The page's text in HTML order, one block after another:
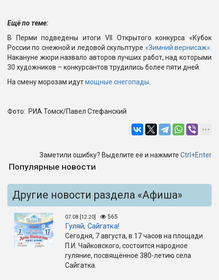
Ещё по теме:
В Перми подведены итоги VII Открытого конкурса «Кубок
России по снежной и ледовой скульптуре «Зимний вернисаж»
Накануне жюри назвало авторов лучших работ, над которыми
30 художников – конкурсантов трудились более пяти дней.
На смену морозам идутмощные снегопады
Фото: РИА Томск/Павел Стефанский
Заметили ошибку? Выделите её и нажмите Ctrl+Enter
Популярные новости
Другие новости раздела «Афиша»
07.08 [12:20] 565
Гуляй, Сайгатка!
Сегодня, 7 августа, в 17 часов на площади
П.И. Чайковского, состоится народное
гуляние, посвящённое 380-летию села
Сайгатка.